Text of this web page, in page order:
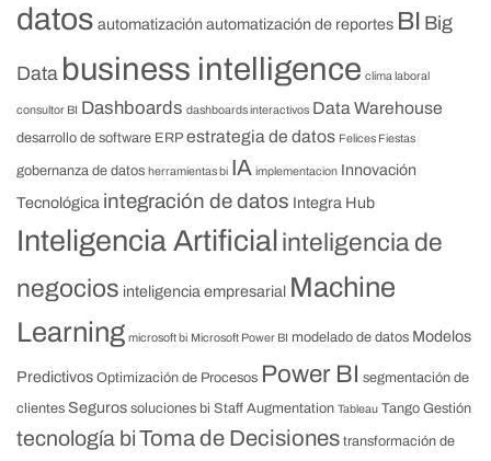
datos automatizaciónautomatización de reportes BI Big
Data business intelligence clima laboral
consultor BI Dashboards dashboards interactivos Data Warehouse
desarrollo de software ERP estrategia de datos Felices Fiestas
gobernanza de datos herramientas bi IA implementacion Innovación
Tecnológica integración de datos Integra Hub
Inteligencia Artificial inteligencia de
negocios inteligencia empresarial Machine
Learning microsoft bi Microsoft Power BI modelado de datos Modelos
Predictivos Optimización de Procesos Power BI segmentación de
clientes Seguros soluciones bi Staff Augmentation Tableau Tango Gestión
tecnología biToma de Decisiones transformación de